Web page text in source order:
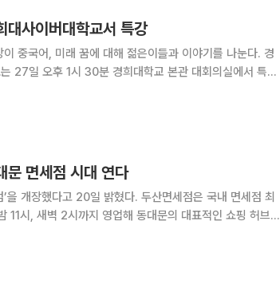
대사이버대학교서 특강
중국어, 미래 꿈에 대해 젊은이들과 이야기를 나눈다. 경
27일 오후 1시 30분 경희대학교 본관 대회의실에서 특강
문 면세점 시대 연다
을 개장했다고 20일 밝혔다. 두산면세점은 국내 면세점 최
11시, 새벽 2시까지 영업해 동대문의 대표적인 쇼핑 허브로
는 500여개 브랜드가